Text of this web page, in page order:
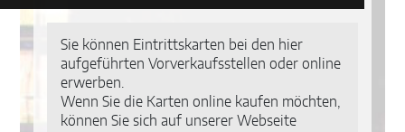
Sie können Eintrittskarten bei den hier
aufgeführten Vorverkaufsstellen oder online
erwerben.
Wenn Sie die Karten online kaufen möchten,
können Sie sich auf unserer Webseite